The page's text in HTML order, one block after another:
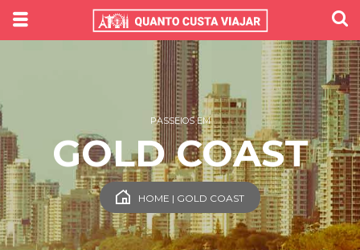
PASSEIOS EM
GOLD COAST
HOME | GOLD COAST